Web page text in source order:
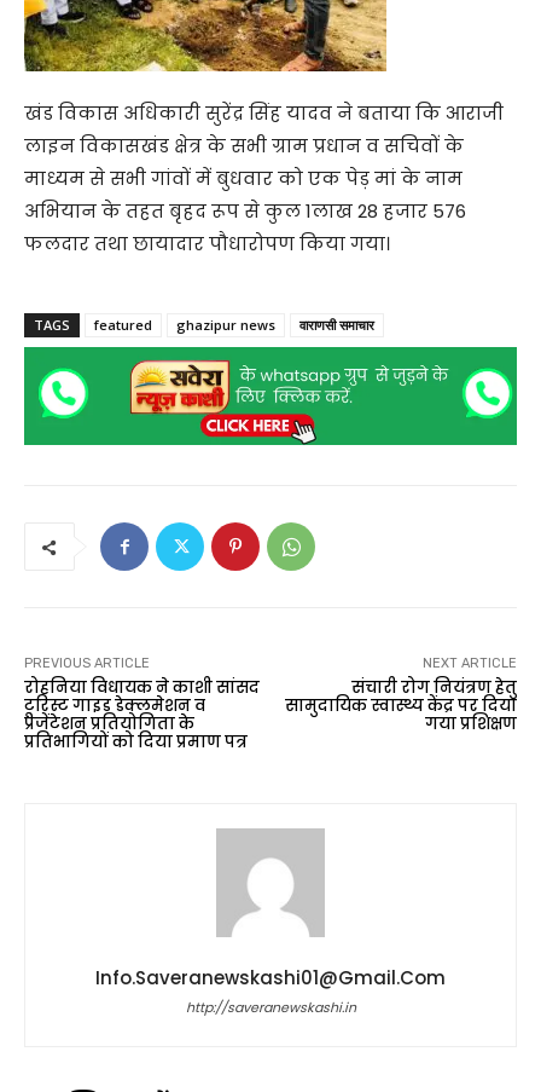
खंड विकास अधिकारी सुरेंद्र सिंह यादव ने बताया कि आराजी
लाइन विकासखंड क्षेत्र के सभी ग्राम प्रधान व सचिवों के
माध्यम से सभी गांवों में बुधवार को एक पेड़ मां के नाम
अभियान के तहत बृहद रूप से कुल 1लाख 28 हजार 576
फलदार तथा छायादार पौधारोपण किया गया।
TAGS featured ghazipur news वाराणसी समाचार
PREVIOUS ARTICLE
रोहनिया विधायक ने काशी सांसद
टूरिस्ट गाइड डेक्लमेशन व
प्रजेंटेशन प्रतियोगिता के
प्रतिभागियों को दिया प्रमाण पत्र
NEXT ARTICLE
संचारी रोग नियंत्रण हेतु
सामुदायिक स्वास्थ्य केंद्र पर दिया
गया प्रशिक्षण
Info.saveranewskashi01@gmail.com
http://saveranewskashi.in